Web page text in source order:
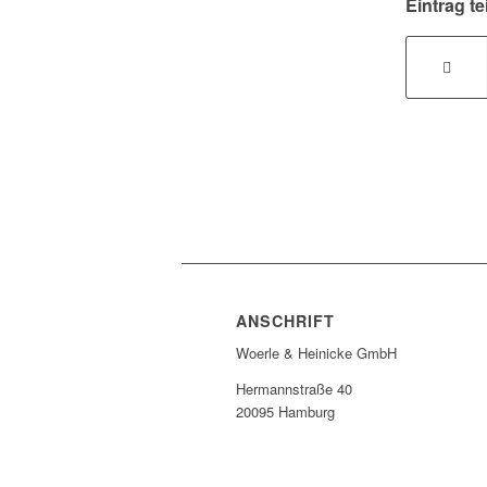
Eintrag
ANSCHRIFT
Woerle & Heinicke GmbH
Hermannstraße 40
20095 Hamburg